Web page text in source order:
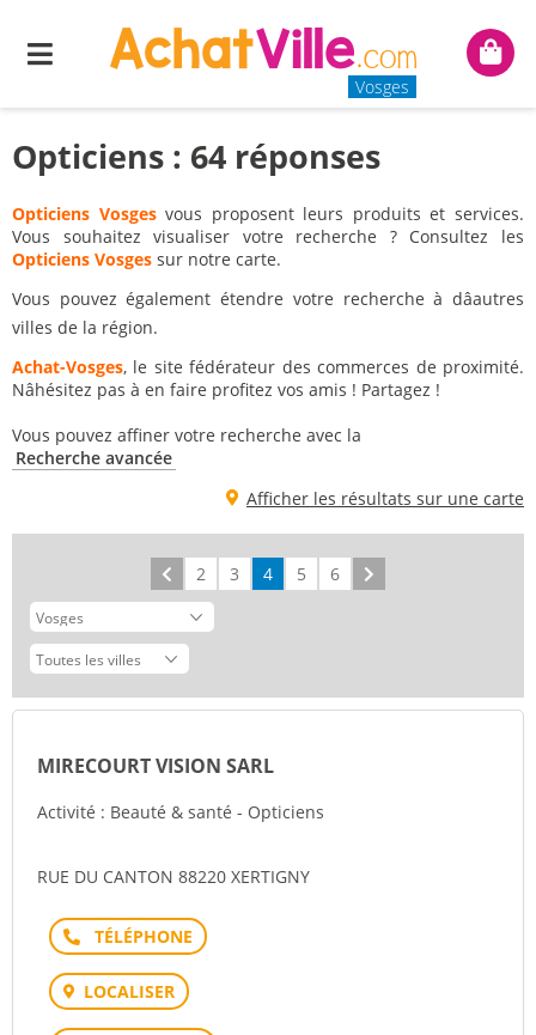
Menu
Vosges
Mon
Opticiens : 64 réponses
Opticiens Vosgesvous proposent leurs produits et services.
Vous souhaitez visualiser votre recherche ? Consultez les
Opticiens Vosges sur notre carte.
Vous pouvez également étendre votre recherche à dâautres
villes de la région.
Achat-Vosges, le site fédérateur des commerces de proximité.
Nâhésitez pas à en faire profitez vos amis ! Partagez !
Vous pouvez affiner votre recherche avec la
Recherche avancée
Afficher les résultats sur une carte
Précédent
2 3 4 5 6
MIRECOURT VISION SARL
Activité : Beauté & santé - Opticiens
RUE DU CANTON 88220 XERTIGNY
Téléphone
LOCALISER